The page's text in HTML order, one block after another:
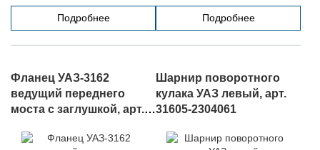
Подробнее Подробнее
Фланец УАЗ-3162
ведущий переднего
моста с заглушкой, арт.
Шарнир поворотного
кулака УАЗ левый, арт.
31605-2304061